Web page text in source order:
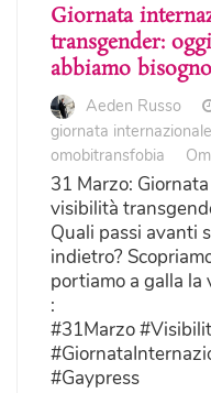
Giornata
transgender:
abbiamo bisogno
Aeden Russo
giornata
omobitransfobia
31 Marzo:
visibilità
Quali passi avanti
indietro?
portiamo a galla la
:
#31Marzo
#Gaypress